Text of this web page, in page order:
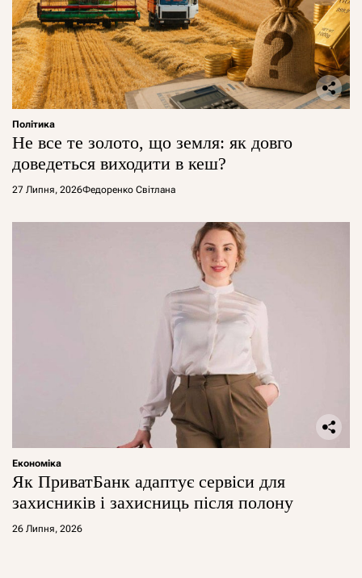
Політика
Не все те золото, що земля: як довго
доведеться виходити в кеш?
27 Липня, 2026Федоренко Світлана
Економіка
Як ПриватБанк адаптує сервіси для
захисників і захисниць після полону
26 Липня, 2026